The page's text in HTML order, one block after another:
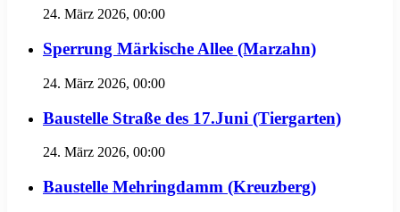
24. März 2026, 00:00
Sperrung Märkische Allee (Marzahn)
24. März 2026, 00:00
Baustelle Straße des 17.Juni (Tiergarten)
24. März 2026, 00:00
Baustelle Mehringdamm (Kreuzberg)